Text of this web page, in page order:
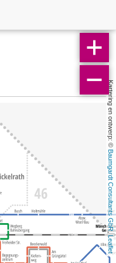
Kartering en ontwerp: ©
Baumgardt Consultants GbR
,
Leaflet